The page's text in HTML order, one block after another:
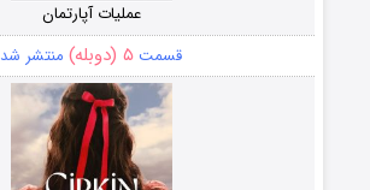
عملیات آپارتمان
قسمت ۵ (دوبله) منتشر شد